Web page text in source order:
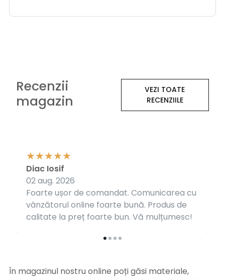
Recenzii
magazin
VEZI TOATE
RECENZIILE
Foarte ușor de comandat. Comunicarea cu
vânzătorul online foarte bună. Produs de
calitate la preț foarte bun. Vă mulțumesc!
Diac Iosif
02 aug. 2026
În magazinul nostru online poți găsi materiale,